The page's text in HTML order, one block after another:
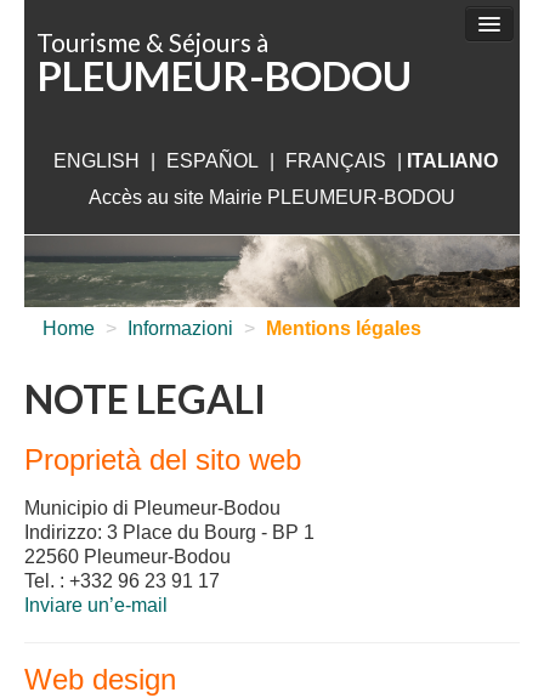
Tourisme & Séjours à
PLEUMEUR-BODOU
ENGLISH ESPAÑOL FRANÇAIS
ITALIANO
Accès au site Mairie PLEUMEUR-BODOU
DA FARE
ALLOGIO
DA VISITARE
VICINO PLEUMEUR
INFO UTILI
Home > Informazioni > Mentions légales
NOTE LEGALI
Proprietà del sito web
Municipio di Pleumeur-Bodou
Indirizzo: 3 Place du Bourg - BP 1
22560 Pleumeur-Bodou
Tel. : +332 96 23 91 17
Inviare un’e-mail
Web design